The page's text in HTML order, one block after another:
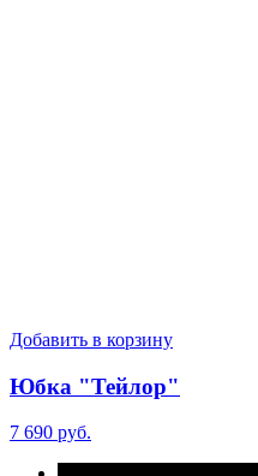
Добавить в корзину
Юбка "Тейлор"
7 690 руб.